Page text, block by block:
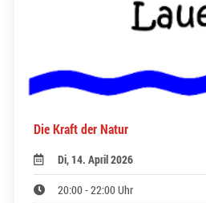
Die Kraft der Natur
Di, 14. April 2026
20:00 - 22:00 Uhr